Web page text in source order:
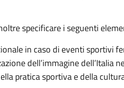
specificare i seguenti
in caso di eventi sportivi
dell’immagine dell’Italia
pratica sportiva e della